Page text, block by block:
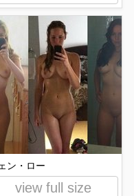
ン・ロー
view full size